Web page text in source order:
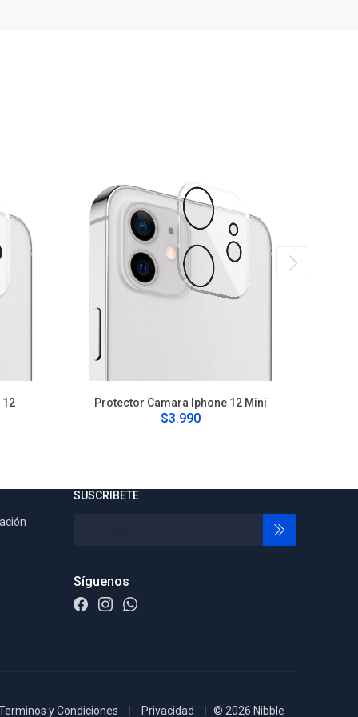
Protector Camara Iphone 12 Mini
$3.990
SUSCRIBETE
Síguenos
y Condiciones Privacidad © 2026 Nibble